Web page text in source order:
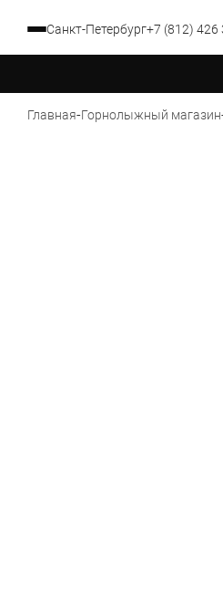
Санкт-Петербург+7 (812) 426
Главная-Горнолыжный магазин